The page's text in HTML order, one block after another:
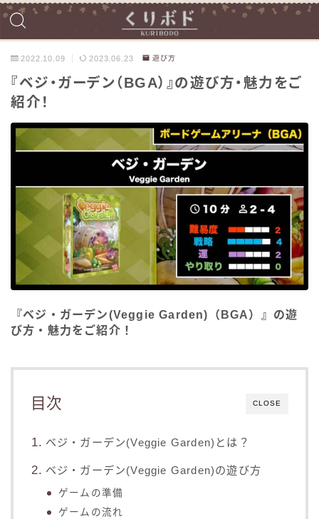
2022.10.09 2023.06.23 遊び方
『ベジ・ガーデン（BGA）』の遊び方・魅力をご
紹介！
『ベジ・ガーデン(Veggie Garden)（BGA）』の遊
び方・魅力をご紹介！
CLOSE
目次
ベジ・ガーデン(Veggie Garden)とは？
ベジ・ガーデン(Veggie Garden)の遊び方
ゲームの準備
ゲームの流れ